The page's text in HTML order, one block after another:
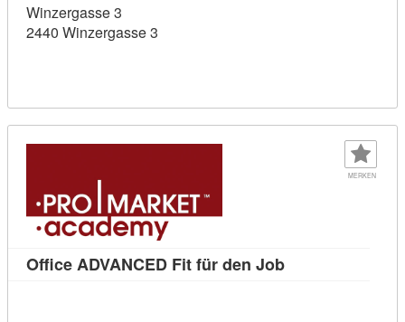
Winzergasse 3
2440 Winzergasse 3
MERKEN
Office ADVANCED Fit für den JobKursdetail: